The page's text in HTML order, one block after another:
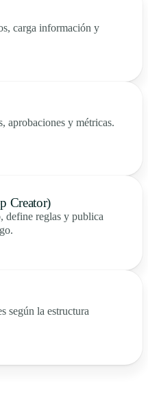
carga información y
aprobaciones y métricas.
Creator)
define reglas y publica
según la estructura